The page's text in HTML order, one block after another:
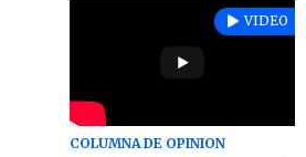
VIDEO
COLUMNA DE OPINION